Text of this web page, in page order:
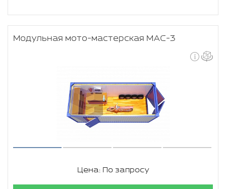
Модульная мото-мастерская МАС-3
Цена: По запросу